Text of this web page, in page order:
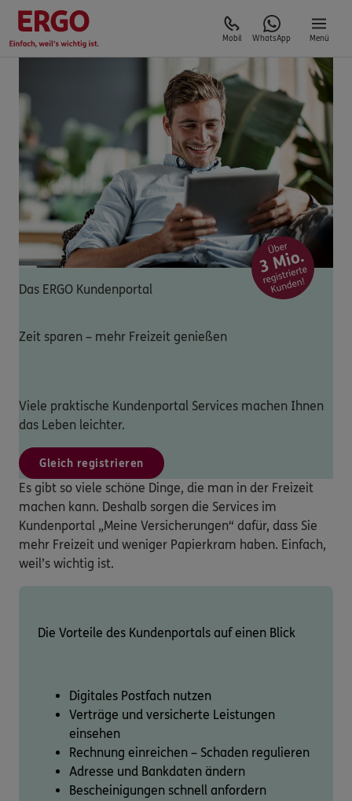
Mobil WhatsApp Menü
Das ERGO Kundenportal
Zeit sparen – mehr Freizeit genießen
Viele praktische Kundenportal Services machen Ihnen
das Leben leichter.
Gleich registrieren
Es gibt so viele schöne Dinge, die man in der Freizeit
machen kann. Deshalb sorgen die Services im
Kundenportal „Meine Versicherungen“ dafür, dass Sie
mehr Freizeit und weniger Papierkram haben. Einfach,
weil’s wichtig ist.
Die Vorteile des Kundenportals auf einen Blick
Digitales Postfach nutzen
Verträge und versicherte Leistungen
einsehen
Rechnung einreichen – Schaden regulieren
Adresse und Bankdaten ändern
Bescheinigungen schnell anfordern